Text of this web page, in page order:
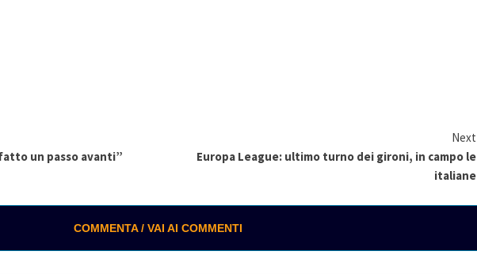
un passo avanti”
Next
Europa League: ultimo turno dei gironi, in campo le
italiane
COMMENTA / VAI AI COMMENTI